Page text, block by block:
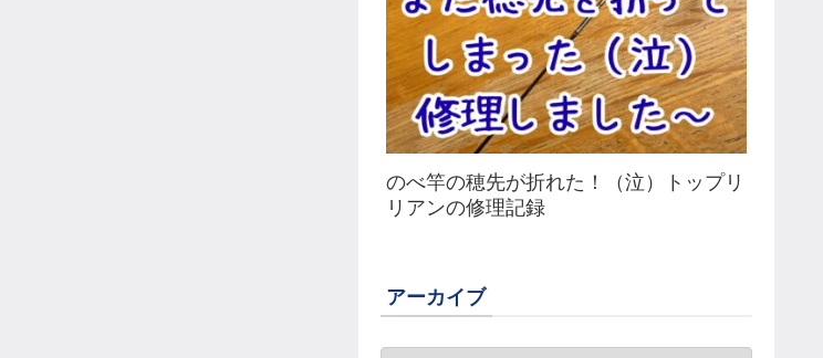
のべ竿の穂先が折れた！（泣）トップリ
リアンの修理記録
アーカイブ